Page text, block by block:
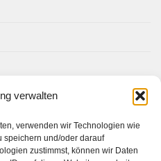
verwalten
verwenden wir Technologien wie
speichern und/oder darauf
zustimmst, können wir Daten